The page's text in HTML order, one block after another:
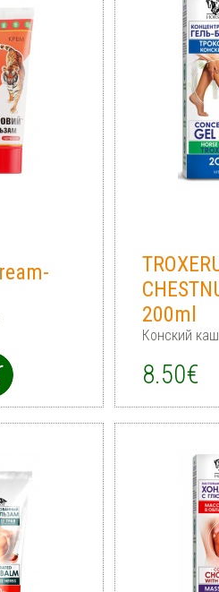
200ml
Конский
8.50€